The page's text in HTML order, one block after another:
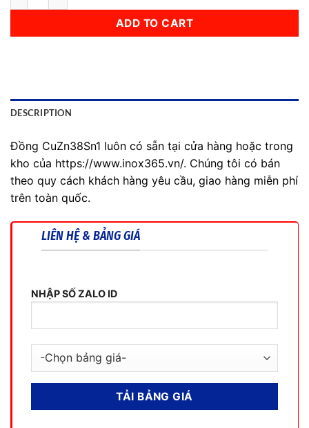
ADD TO CART
DESCRIPTION
Đồng CuZn38Sn1 luôn có sẵn tại cửa hàng hoặc trong
kho của https://www.inox365.vn/. Chúng tôi có bán
theo quy cách khách hàng yêu cầu, giao hàng miễn phí
trên toàn quốc.
LIÊN HỆ & BẢNG GIÁ
NHẬP SỐ ZALO ID